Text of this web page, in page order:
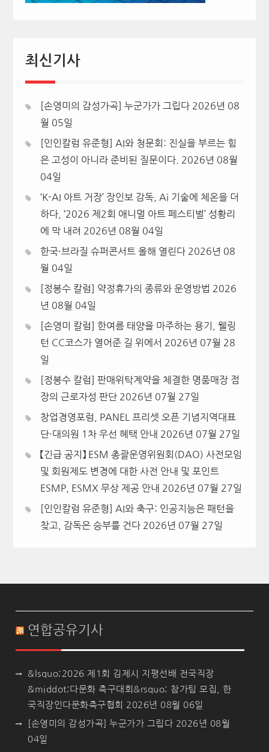
최신기사
[손영미의 감성가곡] 누군가가 그립다 2026년 08
월 05일
[인인칼럼 유준형] AI와 청문회: 진실을 부르는 힘
은 고성이 아니라 준비된 질문이다.
2026년 08월
04일
‘K-AI 아트 거장’ 장인보 감독, Ai 기술에 체온을 더
하다, ‘2026 제2회 애니멀 아트 페스티벌’ 성황리
에 막 내려 2026년 08월 04일
한국·브라질 슈퍼콘서트 올해 열린다 2026년 08
월 04일
[정봉수 칼럼] 약정휴가의 종류와 운영방법 2026
년 08월 04일
[손영미 칼럼] 한여름 태양을 마주하는 용기, 웰링
턴 CC코스가 열어준 길 위에서 2026년 07월 28
일
[정봉수 칼럼] 판매위탁계약을 체결한 명품매장 점
장의 근로자성 판단 2026년 07월 27일
창업경영포럼, PANEL 프리셋 오픈 기념지역대표
단·대의원 1차 우선 혜택 안내 2026년 07월 27일
【긴급 공지】 ESM 총괄운영위원회(DAO) 사전모임
및 회원제도 변경에 대한 사전 안내 및 포인트
ESMP, ESMX 무상 제공 안내 2026년 07월 27일
[인인칼럼 유준형] AI와 축구: 인공지능은 패턴을
찾고, 감독은 승부를 건다 2026년 07월 27일
연합공유기사
&lsquo;2026 제1회 김제시 지평선배 전국직장
&middot;다문화 축구대회&rsquo; 참가팀 모집, 한
국직장인다문화축구협회 2026년 08월 06일
[손영미의 감성가곡] 누군가가 그립다 2026년 08월
04일